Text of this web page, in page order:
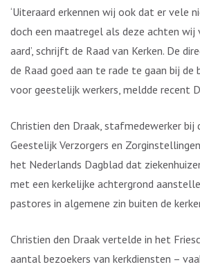
‘Uiteraard erkennen wij ook dat er vele
doch een maatregel als deze achten wij
aard’, schrijft de Raad van Kerken. De
de Raad goed aan te rade te gaan bij de
voor geestelijk werkers, meldde recent
Christien den Draak, stafmedewerker bij
Geestelijk Verzorgers en
het Nederlands Dagblad dat
met een kerkelijke achtergrond
pastores in algemene zin buiten de
Christien den Draak vertelde in het
aantal bezoekers van kerkdiensten –